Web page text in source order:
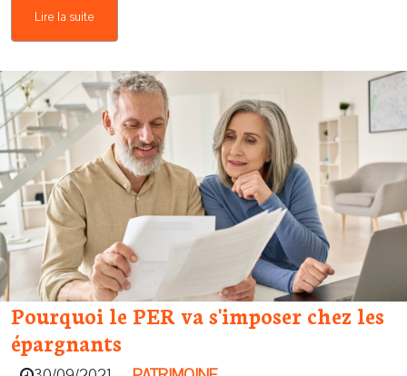
Lire la suite
Pourquoi le PER va s'imposer chez les
épargnants